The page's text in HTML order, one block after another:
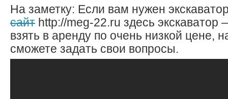
На заметку: Если вам нужен
сайт http://meg-22.ru здесь
взять в аренду по очень низкой цене,
сможете задать свои вопросы.